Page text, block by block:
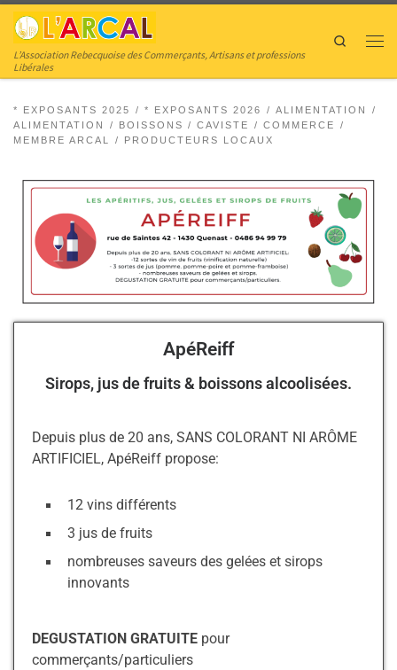
Skip to content
L’Association Rebecquoise des Commerçants, Artisans et professions
Libérales
Search
* EXPOSANTS 2025 * EXPOSANTS 2026
ALIMENTATION
ALIMENTATION
BOISSONS / CAVISTE
COMMERCE
MEMBRE ARCAL
PRODUCTEURS LOCAUX
ApéReiff
Sirops, jus de fruits & boissons alcoolisées.
Depuis plus de 20 ans, SANS COLORANT NI ARÔME
ARTIFICIEL, ApéReiff propose:
12 vins différents
3 jus de fruits
nombreuses saveurs des gelées et sirops
innovants
DEGUSTATION GRATUITE pour
commerçants/particuliers